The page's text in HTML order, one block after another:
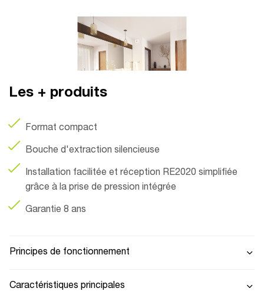
Les + produits
Format compact
Bouche d'extraction silencieuse
Installation facilitée et réception RE2020 simplifiée
grâce à la prise de pression intégrée
Garantie 8 ans
Principes de fonctionnement
Caractéristiques principales